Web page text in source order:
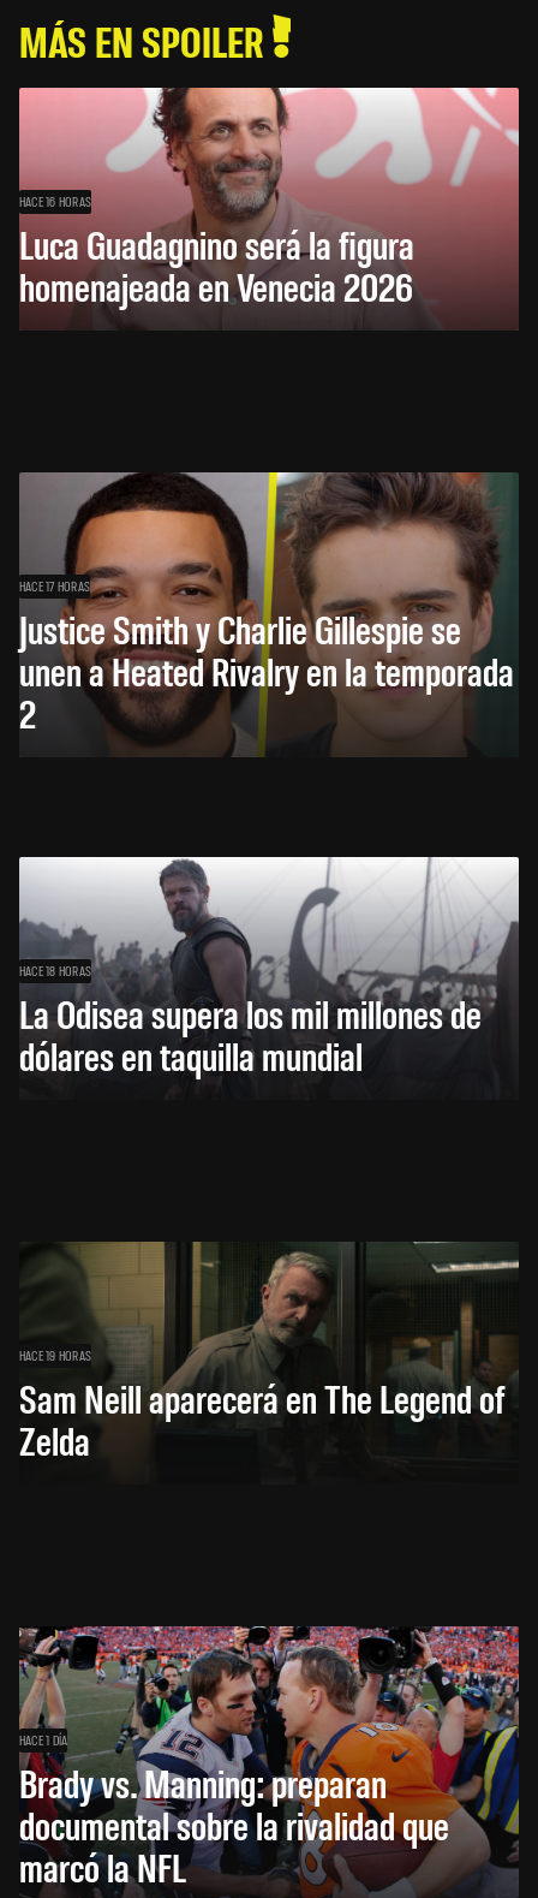
MÁS EN SPOILER
HACE 16 HORAS
Luca Guadagnino será la figura
homenajeada en Venecia 2026
HACE 17 HORAS
Justice Smith y Charlie Gillespie se
unen a Heated Rivalry en la temporada
2
HACE 18 HORAS
La Odisea supera los mil millones de
dólares en taquilla mundial
HACE 19 HORAS
Sam Neill aparecerá en The Legend of
Zelda
HACE 1 DÍA
Brady vs. Manning: preparan
documental sobre la rivalidad que
marcó la NFL